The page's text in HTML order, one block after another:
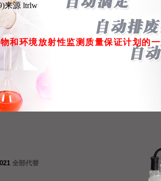
来源 ltrlw
和环境放射性监测质量保证计划的
全部代替